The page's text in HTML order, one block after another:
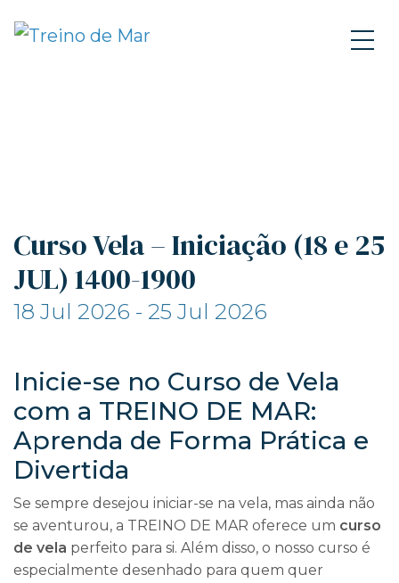
Curso Vela – Iniciação (18 e 25
JUL) 1400-1900
18 Jul 2026 - 25 Jul 2026
Inicie-se no Curso de Vela
com a TREINO DE MAR:
Aprenda de Forma Prática e
Divertida
Se sempre desejou iniciar-se na vela, mas ainda não
se aventurou, a TREINO DE MAR oferece um curso
de vela perfeito para si. Além disso, o nosso curso é
especialmente desenhado para quem quer